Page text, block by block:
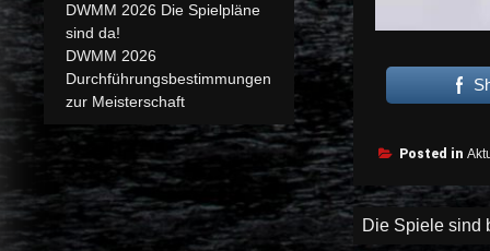
Posted in
Die Spiele sind
DWMM 2026 Die Spielpläne
sind da!
DWMM 2026
Durchführungsbestimmungen
zur Meisterschaft